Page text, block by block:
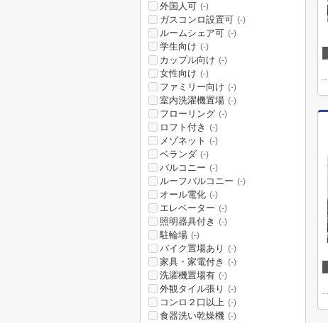
外国人可 (-)
ガスコンロ設置可 (-)
ルームシェア可 (-)
学生向け (-)
カップル向け (-)
女性向け (-)
ファミリー向け (-)
室内洗濯機置場 (-)
フローリング (-)
ロフト付き (-)
メゾネット (-)
ベランダ (-)
バルコニー (-)
ルーフバルコニー (-)
オール電化 (-)
エレベーター (-)
照明器具付き (-)
駐輪場 (-)
バイク置場あり (-)
家具・家電付き (-)
洗濯機置場有 (-)
外観タイル張り (-)
コンロ２口以上 (-)
食器洗い乾燥機 (-)